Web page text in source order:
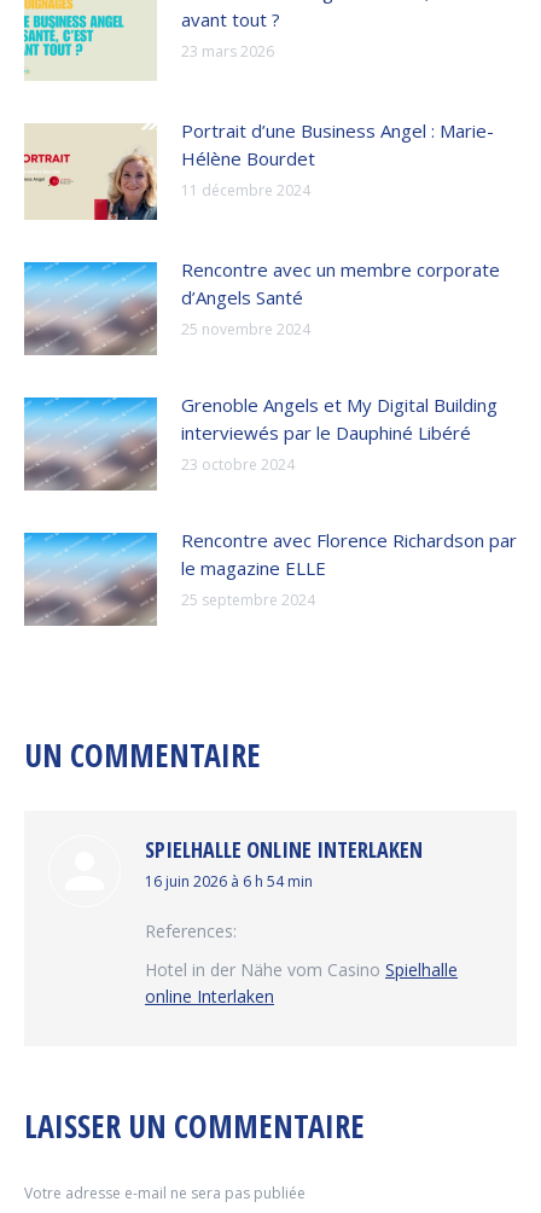
avant tout ?
23 mars 2026
Portrait d’une Business Angel : Marie-
Hélène Bourdet
11 décembre 2024
Rencontre avec un membre corporate
d’Angels Santé
25 novembre 2024
Grenoble Angels et My Digital Building
interviewés par le Dauphiné Libéré
23 octobre 2024
Rencontre avec Florence Richardson par
le magazine ELLE
25 septembre 2024
UN COMMENTAIRE
SPIELHALLE ONLINE INTERLAKEN
dit
16 juin 2026 à 6 h 54 min
References:
Hotel in der Nähe vom Casino Spielhalle
online Interlaken
LAISSER UN COMMENTAIRE
Votre adresse e-mail ne sera pas publiée